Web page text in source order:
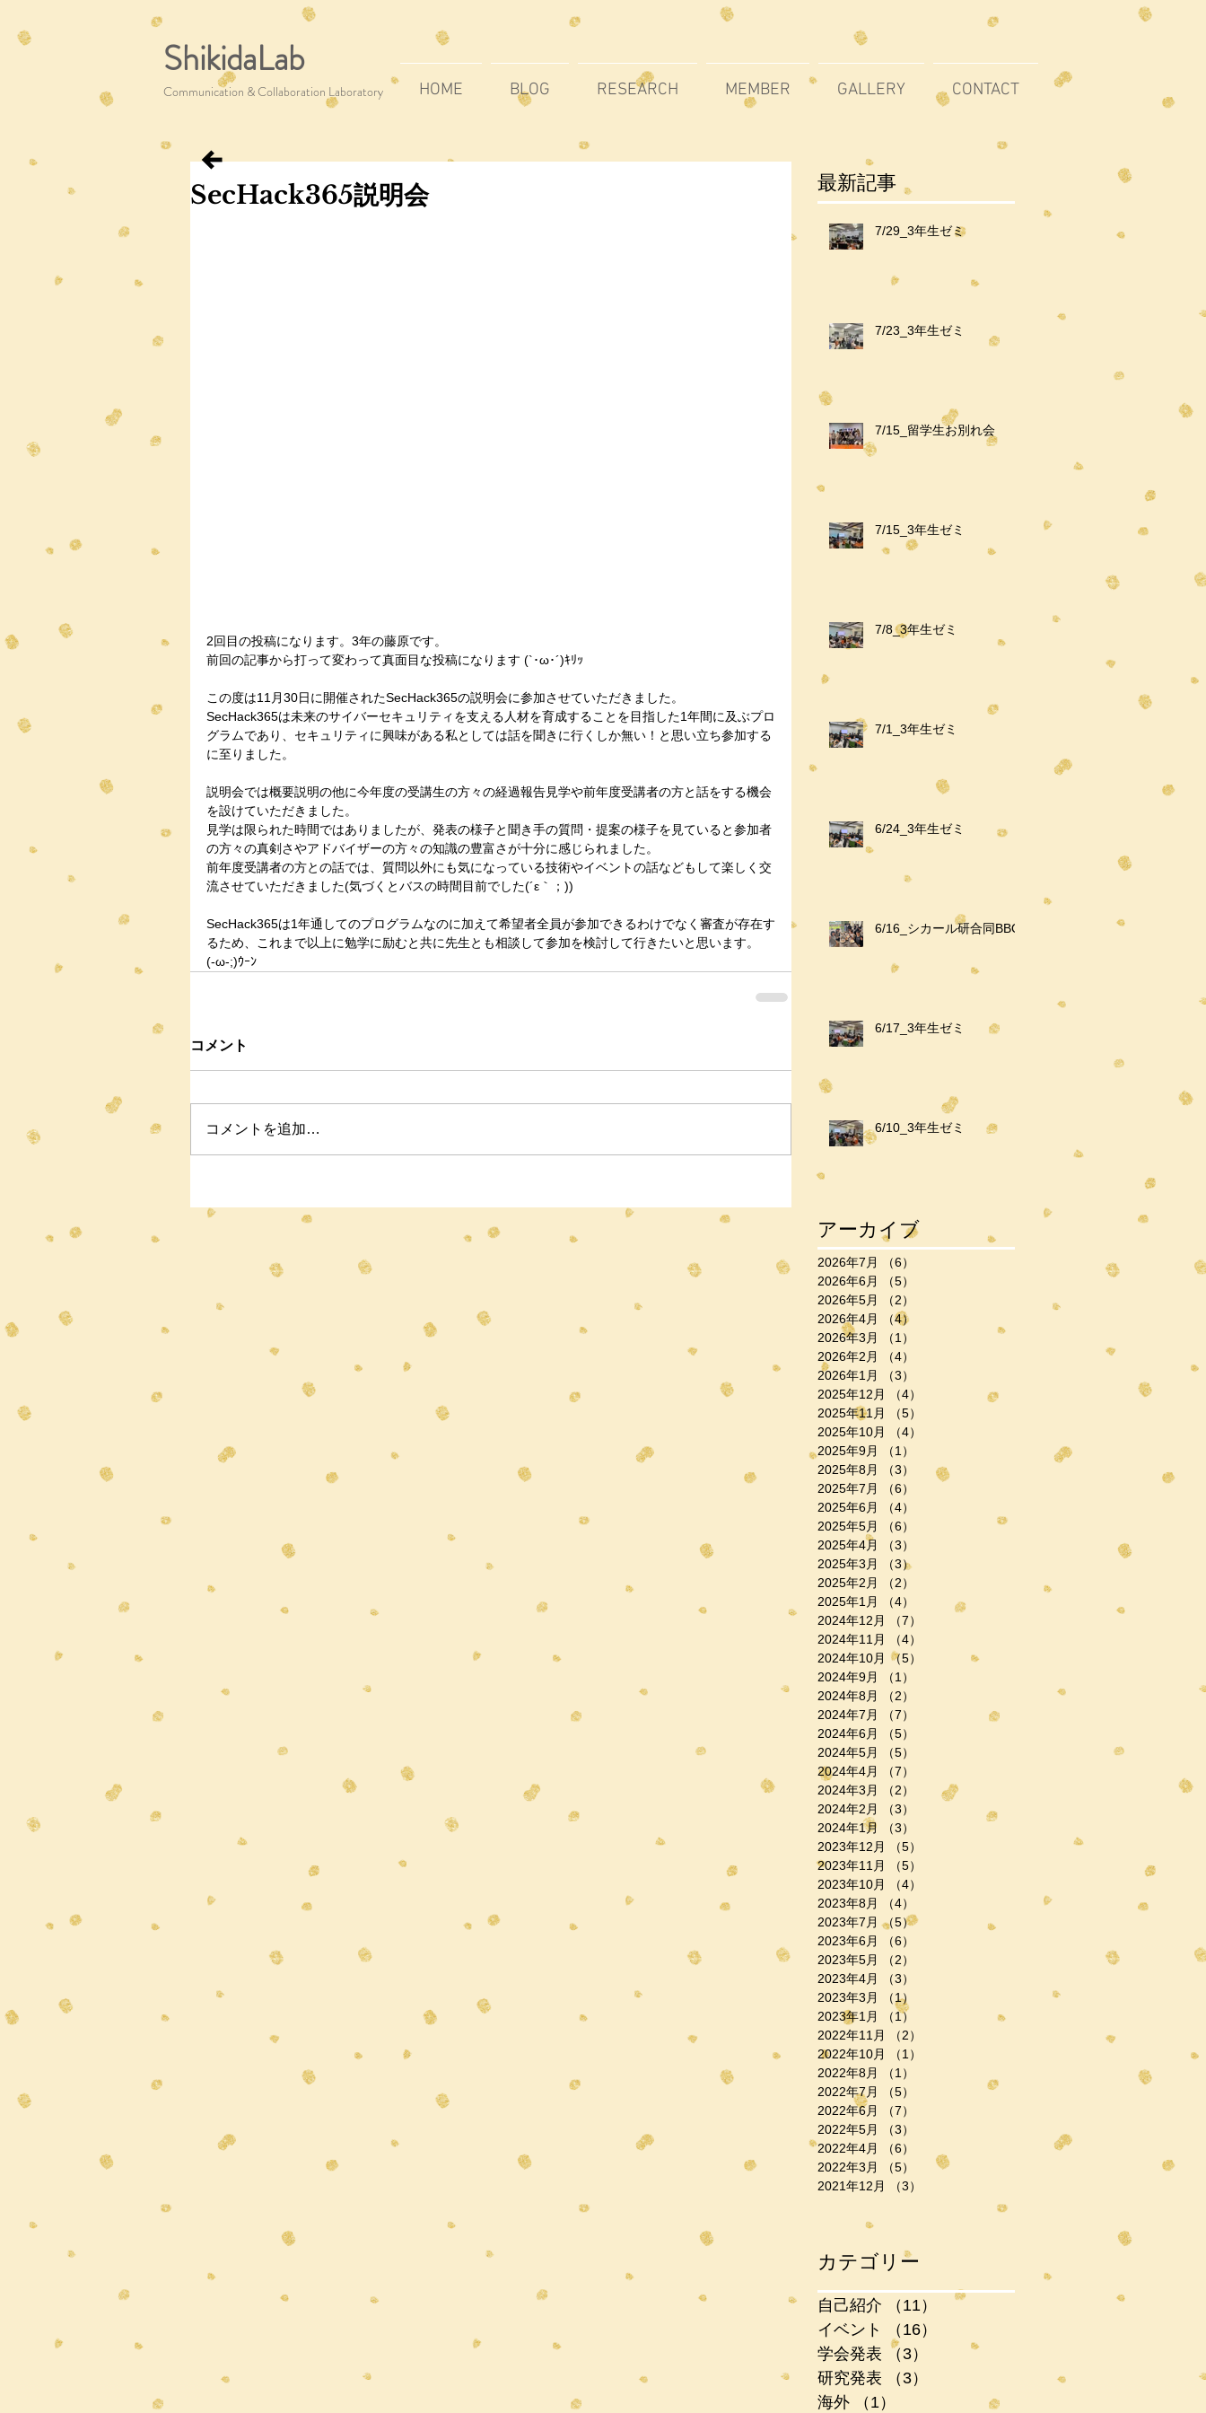
ShikidaLab
Communication & Collaboration Laboratory HOME BLOG RESEARCH MEMBER GALLERY CONTACT
SecHack365説明会
2回目の投稿になります。3年の藤原です。
前回の記事から打って変わって真面目な投稿になります (`･ω･´)ｷﾘｯ
この度は11月30日に開催されたSecHack365の説明会に参加させていただきました。
SecHack365は未来のサイバーセキュリティを支える人材を育成することを目指した1年間に及ぶプロ
グラムであり、セキュリティに興味がある私としては話を聞きに行くしか無い！と思い立ち参加する
に至りました。
説明会では概要説明の他に今年度の受講生の方々の経過報告見学や前年度受講者の方と話をする機会
を設けていただきました。
見学は限られた時間ではありましたが、発表の様子と聞き手の質問・提案の様子を見ていると参加者
の方々の真剣さやアドバイザーの方々の知識の豊富さが十分に感じられました。
前年度受講者の方との話では、質問以外にも気になっている技術やイベントの話などもして楽しく交
流させていただきました(気づくとバスの時間目前でした(´ε｀；))
SecHack365は1年通してのプログラムなのに加えて希望者全員が参加できるわけでなく審査が存在す
るため、これまで以上に勉学に励むと共に先生とも相談して参加を検討して行きたいと思います。
(-ω-;)ｳｰﾝ
コメント
コメントを追加…
最新記事
7/29_3年生ゼミ
7/23_3年生ゼミ
7/15_留学生お別れ会
7/15_3年生ゼミ
7/8_3年生ゼミ
7/1_3年生ゼミ
6/24_3年生ゼミ
6/16_シカール研合同BBQ
6/17_3年生ゼミ
6/10_3年生ゼミ
アーカイブ
2026年7月 （6）
2026年6月
（5）
2026年5月
（2）
2026年4月
（4）
2026年3月
（1）
2026年2月
（4）
2026年1月
（3）
2025年12月
（4）
2025年11月
（5）
2025年10月
（4）
2025年9月
（1）
2025年8月
（3）
3件の記事
2025年7月
（6）
2025年6月
（4）
2025年5月
（6）
2025年4月
（3）
2025年3月
（3）
2025年2月
（2）
2025年1月
（4）
4件の記事
2024年12月
（7）
2024年11月
（4）
2024年10月 （5）
5件の記事
2024年9月
（1）
2024年8月
（2）
2024年7月
（7）
2024年6月
（5）
2024年5月
（5）
2024年4月
（7）
2024年3月
（2）
2件の記事
2024年2月
（3）
2024年1月
（3）
2023年12月
（5）
2023年11月
（5）
2023年10月
（4）
2023年8月
（4）
2023年7月 （5）5件の記事
2023年6月
（6）
2023年5月
（2）
2023年4月
（3）
2023年3月
（1）
2023年1月
（1）
2022年11月
（2）
2022年10月
（1）
2022年8月
（1）
2022年7月
（5）
2022年6月
（7）
2022年5月
（3）
2022年4月
（6）
2022年3月
（5）
5件の記事
2021年12月
（3）
カテゴリー
自己紹介 （11）
11件の記事
イベント
（16）
学会発表 （3）
3件の記事
研究発表
（3）
海外
（1）